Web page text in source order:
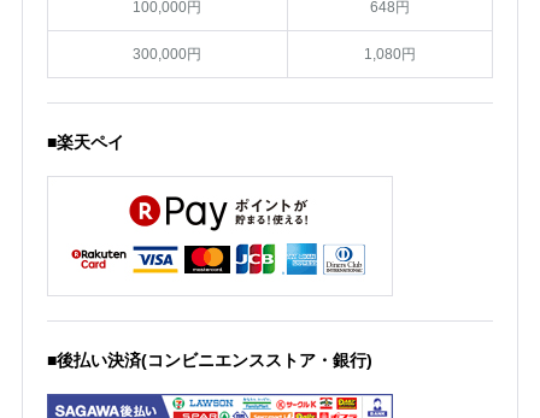
100,000円 648円
300,000円 1,080円
■楽天ペイ
■後払い決済(コンビニエンスストア・銀行)